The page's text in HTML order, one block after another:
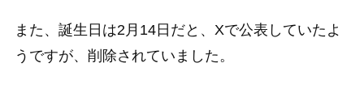
また、誕生日は2月14日だと、Xで公表していたよ
うですが、削除されていました。